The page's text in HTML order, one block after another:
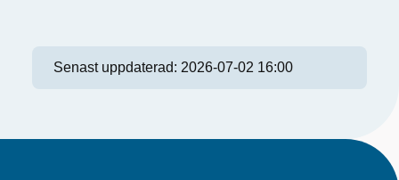
Senast uppdaterad: 2026-07-02 16:00